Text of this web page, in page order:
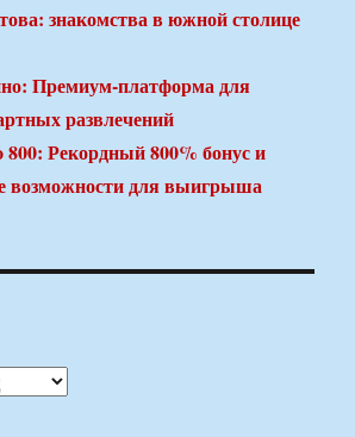
знакомства в южной столице
Премиум-платформа для
развлечений
Рекордный 800% бонус и
возможности для выигрыша